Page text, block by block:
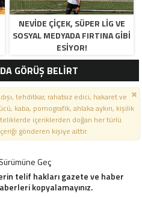
NEVIDE ÇIÇEK, SÜPER LIG VE
SOSYAL MEDYADA FIRTINA GIBI
ESIYOR!
GÖRÜŞ BELİRT
tehditkar, rahatsız edici, hakaret ve
kaba, pornografik, ahlaka aykırı, kişilik
içeriklerden doğan her türlü
gönderen kişiye aittir.
Geç
telif hakları gazete ve haber
kopyalamayınız.